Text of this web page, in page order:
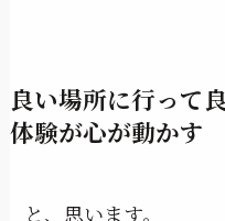
良い場所に行って
体験が心が動かす
と、思います。